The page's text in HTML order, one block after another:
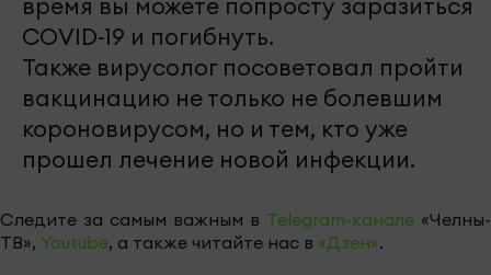
время вы можете попросту заразиться
COVID-19 и погибнуть.
Также вирусолог посоветовал пройти
вакцинацию не только не болевшим
короновирусом, но и тем, кто уже
прошел лечение новой инфекции.
Следите за самым важным в Telegram-канале «Челны-
ТВ», Youtube, а также читайте нас в «Дзен».